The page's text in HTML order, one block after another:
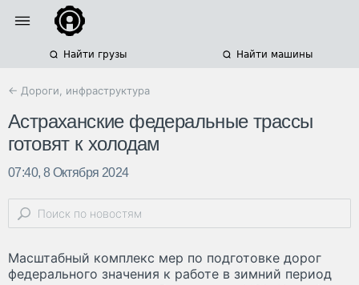
Найти грузы Найти машины
← Дороги, инфраструктура
Астраханские федеральные трассы
готовят к холодам
07:40, 8 Октября 2024
Масштабный комплекс мер по подготовке дорог
федерального значения к работе в зимний период